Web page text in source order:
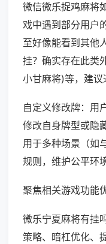
微信微乐捉鸡麻将
戏中遇到部分用户
至好像能看到其他
挂？确实存在此类
小甘麻将)等，建议
自定义修改牌：用
修改自身牌型或隐
用于多种场景（如
规则，维护公平环境
聚焦相关游戏功能
微乐宁夏麻将有挂
策略、暗杠优化、